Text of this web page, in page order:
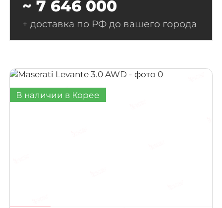
~ 7 646 000
+ доставка по РФ до вашего города
В наличии в Корее